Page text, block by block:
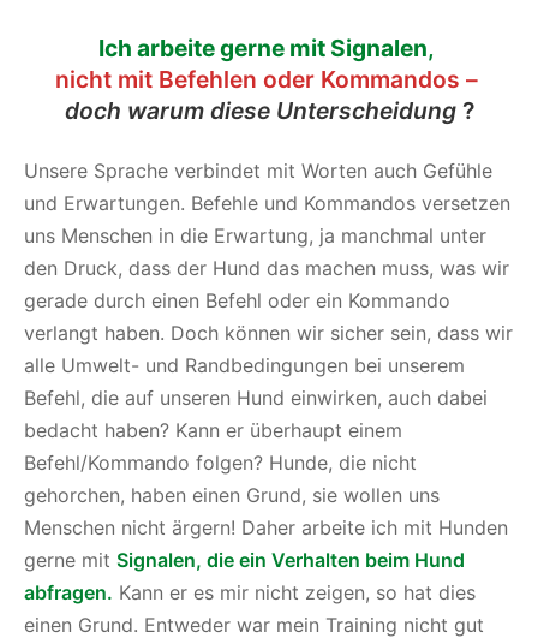
Ich arbeite gerne mit Signalen,
nicht mit Befehlen oder Kommandos –
doch warum diese Unterscheidung?
Unsere Sprache verbindet mit Worten auch Gefühle
und Erwartungen. Befehle und Kommandos versetzen
uns Menschen in die Erwartung, ja manchmal unter
den Druck, dass der Hund das machen muss, was wir
gerade durch einen Befehl oder ein Kommando
verlangt haben. Doch können wir sicher sein, dass wir
alle Umwelt- und Randbedingungen bei unserem
Befehl, die auf unseren Hund einwirken, auch dabei
bedacht haben? Kann er überhaupt einem
Befehl/Kommando folgen? Hunde, die nicht
gehorchen, haben einen Grund, sie wollen uns
Menschen nicht ärgern! Daher arbeite ich mit Hunden
gerne mit Signalen, die ein Verhalten beim Hund
abfragen. Kann er es mir nicht zeigen, so hat dies
einen Grund. Entweder war mein Training nicht gut